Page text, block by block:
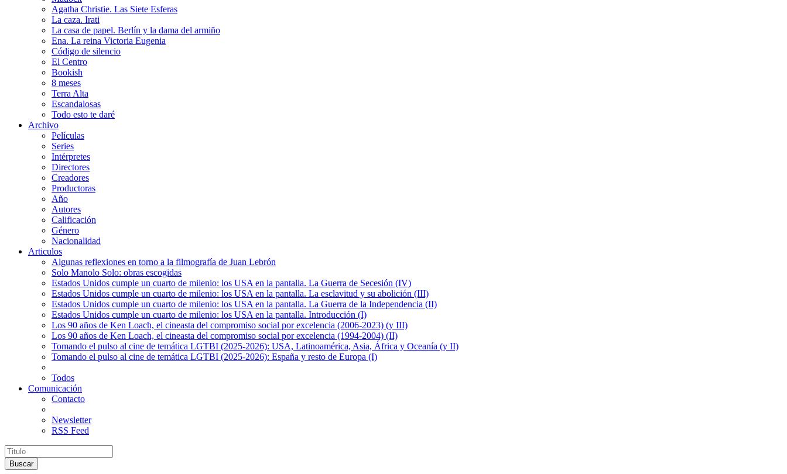
Agatha Christie. Las Siete Esferas
La caza. Irati
La casa de papel. Berlín y la dama del armiño
Ena. La reina Victoria Eugenia
Código de silencio
El Centro
Bookish
8 meses
Terra Alta
Escandalosas
Todo esto te daré
Archivo
Películas
Series
Intérpretes
Directores
Creadores
Productoras
Año
Autores
Calificación
Género
Nacionalidad
Articulos
Algunas reflexiones en torno a la filmografía de Juan Lebrón
Solo Manolo Solo: obras escogidas
Estados Unidos cumple un cuarto de milenio: los USA en la pantalla. La Guerra de Secesión (IV)
Estados Unidos cumple un cuarto de milenio: los USA en la pantalla. La esclavitud y su abolición (III)
Estados Unidos cumple un cuarto de milenio: los USA en la pantalla. La Guerra de la Independencia (II)
Estados Unidos cumple un cuarto de milenio: los USA en la pantalla. Introducción (I)
Los 90 años de Ken Loach, el cineasta del compromiso social por excelencia (2006-2023) (y III)
Los 90 años de Ken Loach, el cineasta del compromiso social por excelencia (1994-2004) (II)
Tomando el pulso al cine de temática LGTBI (2025-2026): USA, Latinoamérica, Asia, África y Oceanía (y II)
Tomando el pulso al cine de temática LGTBI (2025-2026): España y resto de Europa (I)
Todos
Comunicación
Contacto
Newsletter
RSS Feed
Buscar